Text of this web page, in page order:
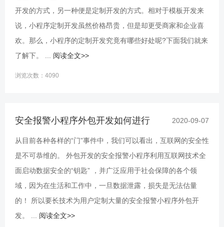
开发的方式，另一种便是定制开发的方式。相对于模板开发来
说，小程序定制开发虽然价格昂贵，但是却更受商家和企业喜
欢。那么，小程序的定制开发究竟有哪些好处呢?下面我们就来
了解下。 ... 阅读全文>>
浏览次数：4090
安全报警小程序外包开发如何进行 2020-09-07
从目前各种各样的“门”事件中，我们可以看出，互联网的安全性
是不可恭维的。 外包开发的安全报警小程序利用互联网技术全
面启动数据安全的“钥匙” ，并广泛应用于社会保障的各个领
域，因为在生活和工作中，一旦数据泄露，损失是无法估量
的！ 所以要长技术为用户定制大量的安全报警小程序外包开
发。 ... 阅读全文>>